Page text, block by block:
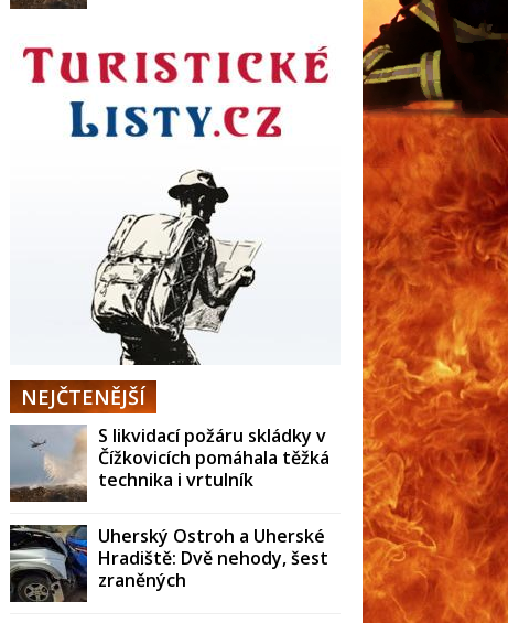
NEJČTENĚJŠÍ
S likvidací požáru skládky v
Čížkovicích pomáhala těžká
technika i vrtulník
Uherský Ostroh a Uherské
Hradiště: Dvě nehody, šest
zraněných